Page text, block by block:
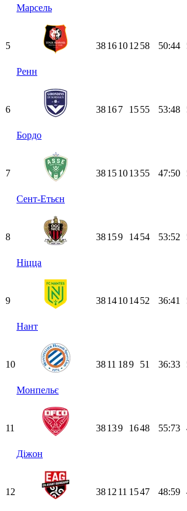
Марсель
5
Ренн
38161012 58 50:44
6
Бордо
38167 1555 53:48
7
Сент-Етьєн
3815101355 47:50
8
Ніцца
38159 1454 53:52
9
Нант
3814101452 36:41
10
Монпельє
3811 189 51 36:33
11
Діжон
38139 1648 55:73
12 3812 11 1547 48:59